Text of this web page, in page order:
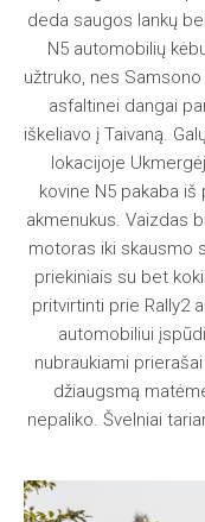
deda saugos lankų
N5 automobilių
užtruko, nes
asfaltinei dangai
iškeliavo į Taivaną.
lokacijoje
kovine N5 pakaba
akmenukus. Vaizdas
motoras iki skausmo
priekiniais su bet
pritvirtinti prie Rally2
automobiliui
nubraukiami
džiaugsmą
nepaliko. Švelniai